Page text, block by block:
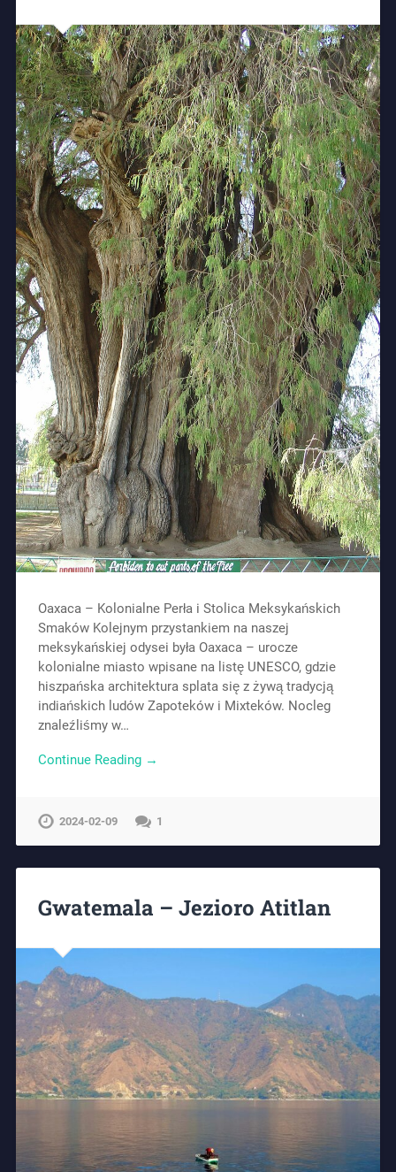
Oaxaca – Kolonialne Perła i Stolica Meksykańskich
Smaków Kolejnym przystankiem na naszej
meksykańskiej odysei była Oaxaca – urocze
kolonialne miasto wpisane na listę UNESCO, gdzie
hiszpańska architektura splata się z żywą tradycją
indiańskich ludów Zapoteków i Mixteków. Nocleg
znaleźliśmy w…
Continue Reading →
2024-02-09 1
Gwatemala – Jezioro Atitlan